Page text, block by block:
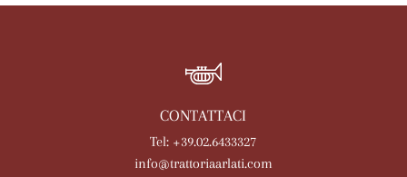
CONTATTACI
Tel: +39.02.6433327
info@trattoriaarlati.com